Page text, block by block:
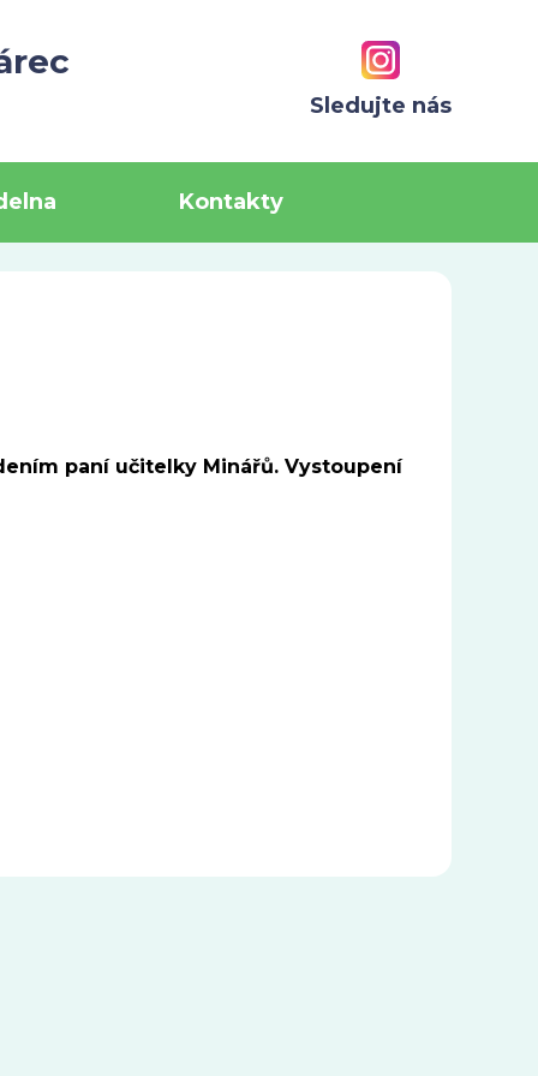
Sledujte nás
Kontakty
paní učitelky Minářů. Vystoupení